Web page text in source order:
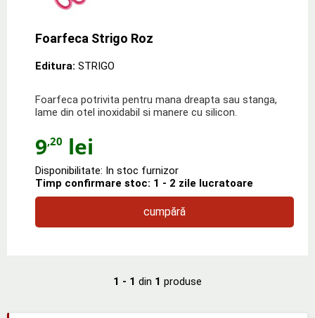
Foarfeca Strigo Roz
Editura: STRIGO
Foarfeca potrivita pentru mana dreapta sau stanga,
lame din otel inoxidabil si manere cu silicon.
9,20 lei
Disponibilitate: In stoc furnizor
Timp confirmare stoc: 1 - 2 zile lucratoare
cumpără
1 - 1 din 1 produse